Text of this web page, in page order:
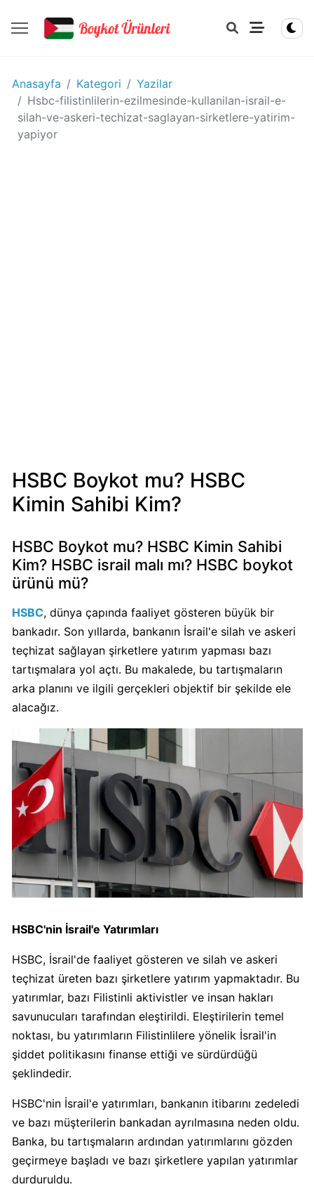
YIYECEK
IÇECEK
BOYKOT
ÜRÜNLERI
Pizza
Hut
Boykot
Pizza
Hut
Kimin
Sahibi
Kim?
Algida
Boykot
mu?
Algida
Sahibi
Burger
King
Boykot
mu?
Burger
King
Kimin
Kim?
Carrefour
Boykot
mu?
Carrefour
Kimin
Sahibi
Kim?
Cheetos
Boykot
mu?
Cheetos
Anasayfa Kategori
Yazilar
Hsbc-filistinlilerin-ezilmesinde-kullanilan-israil-e-
silah-ve-askeri-techizat-saglayan-sirketlere-yatirim-
yapiyor
HSBC Boykot mu? HSBC
Kimin Sahibi Kim?
HSBC Boykot mu? HSBC Kimin Sahibi
Kim? HSBC israil malı mı? HSBC boykot
ürünü mü?
HSBC, dünya çapında faaliyet gösteren büyük bir
bankadır. Son yıllarda, bankanın İsrail'e silah ve askeri
teçhizat sağlayan şirketlere yatırım yapması bazı
tartışmalara yol açtı. Bu makalede, bu tartışmaların
arka planını ve ilgili gerçekleri objektif bir şekilde ele
alacağız.
HSBC'nin İsrail'e Yatırımları
HSBC, İsrail'de faaliyet gösteren ve silah ve askeri
teçhizat üreten bazı şirketlere yatırım yapmaktadır. Bu
yatırımlar, bazı Filistinli aktivistler ve insan hakları
savunucuları tarafından eleştirildi. Eleştirilerin temel
noktası, bu yatırımların Filistinlilere yönelik İsrail'in
şiddet politikasını finanse ettiği ve sürdürdüğü
şeklindedir.
HSBC'nin İsrail'e yatırımları, bankanın itibarını zedeledi
ve bazı müşterilerin bankadan ayrılmasına neden oldu.
Banka, bu tartışmaların ardından yatırımlarını gözden
geçirmeye başladı ve bazı şirketlere yapılan yatırımlar
durduruldu.